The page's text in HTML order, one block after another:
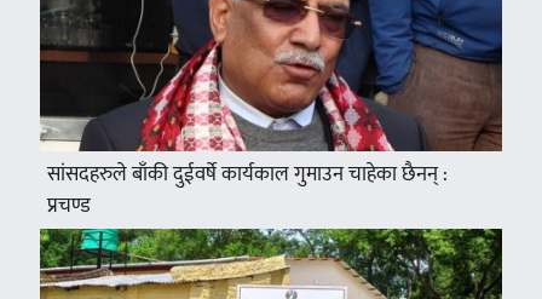
सांसदहरुले बाँकी दुईवर्षे कार्यकाल गुमाउन चाहेका छैनन् :
प्रचण्ड